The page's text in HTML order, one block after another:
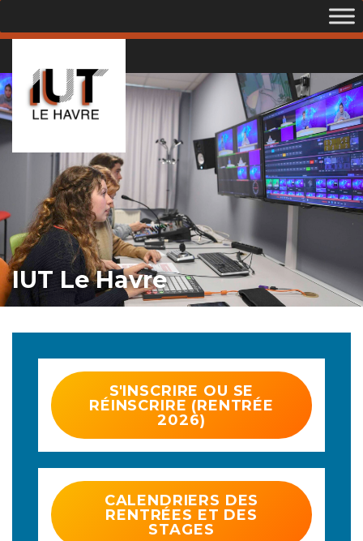
IUT Le Havre
S'INSCRIRE OU SE
RÉINSCRIRE (RENTRÉE
2026)
CALENDRIERS DES
RENTRÉES ET DES
STAGES